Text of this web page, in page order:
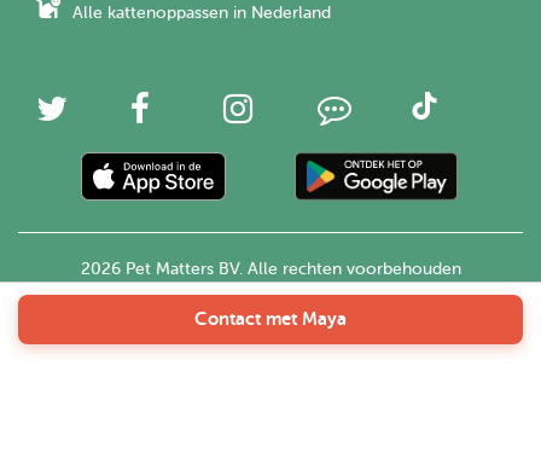
Contact met Maya
Alle kattenoppassen in Nederland
2026 Pet Matters BV. Alle rechten voorbehouden